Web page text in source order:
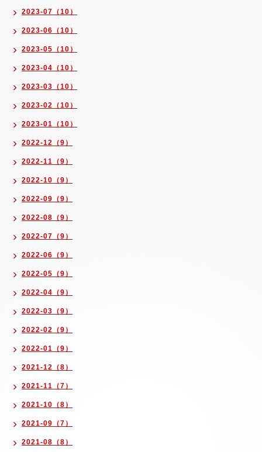
2023-07（10）
2023-06（10）
2023-05（10）
2023-04（10）
2023-03（10）
2023-02（10）
2023-01（10）
2022-12（9）
2022-11（9）
2022-10（9）
2022-09（9）
2022-08（9）
2022-07（9）
2022-06（9）
2022-05（9）
2022-04（9）
2022-03（9）
2022-02（9）
2022-01（9）
2021-12（8）
2021-11（7）
2021-10（8）
2021-09（7）
2021-08（8）